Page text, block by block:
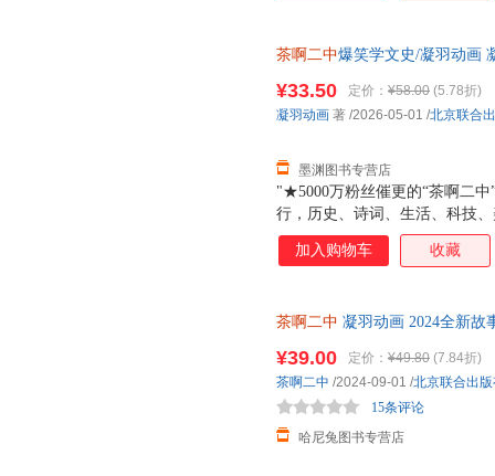
茶啊二中爆笑学文史/凝羽动画
"★5000万粉丝催更的“茶啊二
行，历史、诗词、生活、科技
网打尽。★熬夜背的梗里都是
进入了脑子！★你知道古代的
识都在这本书里，让你全方位
¥33.50 定价： ¥58.00 (5.78折)
墨渊图书专营店
凝羽动画 著 /2026-05-01 /北京联合
加入购物车 收藏
茶啊二中 凝羽动画 2024全新故
¥39.00 定价： ¥49.80 (7.84折)
哈尼兔图书专营店
15条评论
茶啊二中 /2024-09-01 /北京联合出